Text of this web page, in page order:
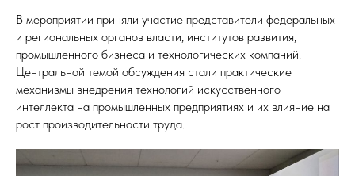
В мероприятии приняли участие представители федеральных
и региональных органов власти, институтов развития,
промышленного бизнеса и технологических компаний.
Центральной темой обсуждения стали практические
механизмы внедрения технологий искусственного
интеллекта на промышленных предприятиях и их влияние на
рост производительности труда.